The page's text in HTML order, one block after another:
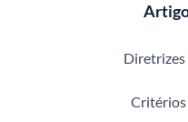
Diretrizes
Critérios